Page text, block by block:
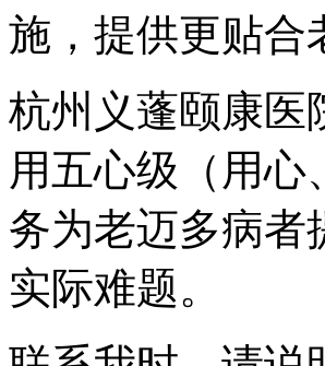
施，提供更贴合
杭州义蓬颐康医
用五心级（用
务为老迈多病者
实际难题。